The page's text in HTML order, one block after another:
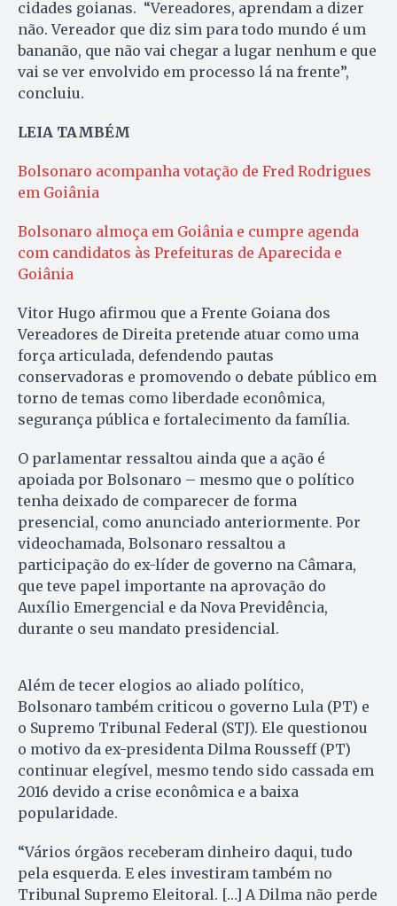
cidades goianas. “Vereadores, aprendam a dizer
não. Vereador que diz sim para todo mundo é um
bananão, que não vai chegar a lugar nenhum e que
vai se ver envolvido em processo lá na frente”,
concluiu.
LEIA TAMBÉM
Bolsonaro acompanha votação de Fred Rodrigues
em Goiânia
Bolsonaro almoça em Goiânia e cumpre agenda
com candidatos às Prefeituras de Aparecida e
Goiânia
Vitor Hugo afirmou que a Frente Goiana dos
Vereadores de Direita pretende atuar como uma
força articulada, defendendo pautas
conservadoras e promovendo o debate público em
torno de temas como liberdade econômica,
segurança pública e fortalecimento da família.
O parlamentar ressaltou ainda que a ação é
apoiada por Bolsonaro – mesmo que o político
tenha deixado de comparecer de forma
presencial, como anunciado anteriormente. Por
videochamada, Bolsonaro ressaltou a
participação do ex-líder de governo na Câmara,
que teve papel importante na aprovação do
Auxílio Emergencial e da Nova Previdência,
durante o seu mandato presidencial.
Além de tecer elogios ao aliado político,
Bolsonaro também criticou o governo Lula (PT) e
o Supremo Tribunal Federal (STJ). Ele questionou
o motivo da ex-presidenta Dilma Rousseff (PT)
continuar elegível, mesmo tendo sido cassada em
2016 devido a crise econômica e a baixa
popularidade.
“Vários órgãos receberam dinheiro daqui, tudo
pela esquerda. E eles investiram também no
Tribunal Supremo Eleitoral. […] A Dilma não perde